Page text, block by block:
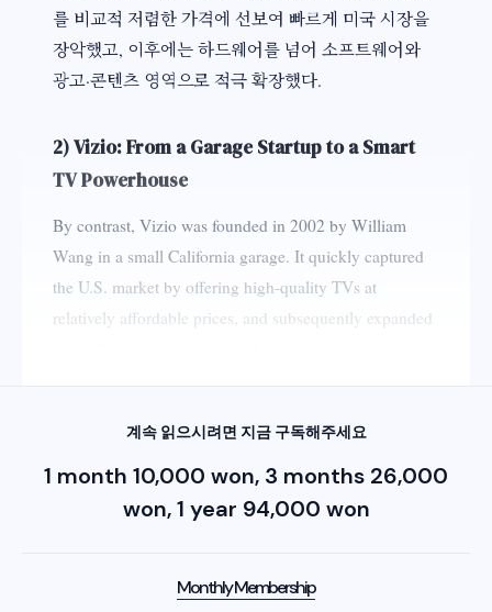
를 비교적 저렴한 가격에 선보여 빠르게 미국 시장을
장악했고, 이후에는 하드웨어를 넘어 소프트웨어와
광고·콘텐츠 영역으로 적극 확장했다.
2) Vizio: From a Garage Startup to a Smart
TV Powerhouse
By contrast, Vizio was founded in 2002 by William
Wang in a small California garage. It quickly captured
the U.S. market by offering high-quality TVs at
relatively affordable prices, and subsequently expanded
계속 읽으시려면 지금 구독해주세요
1 month 10,000 won, 3 months 26,000
won, 1 year 94,000 won
Monthly Membership